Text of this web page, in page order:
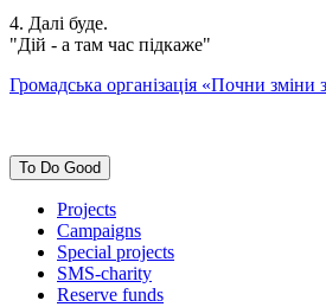
4. Далі буде.
"Дій - а там час підкаже"
Громадська організація «Почни зміни
To Do Good
Projects
Campaigns
Special projects
SMS-charity
Reserve funds